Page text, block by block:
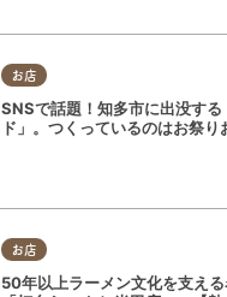
お店
SNSで話題！知多市に出没す
ド」。つくっているのはお祭り
お店
50年以上ラーメン文化を支え